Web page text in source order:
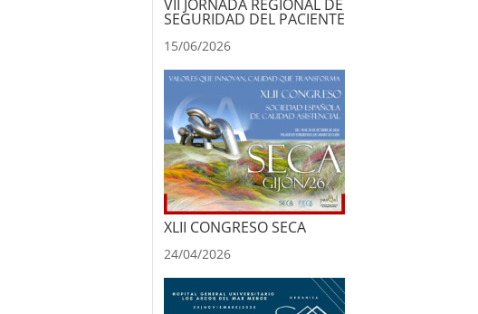
VII JORNADA REGIONAL DE
SEGURIDAD DEL PACIENTE
15/06/2026
XLII CONGRESO SECA
24/04/2026